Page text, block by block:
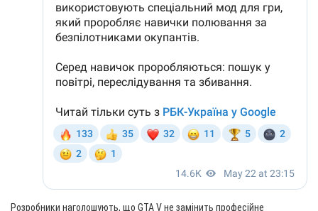
Розробники наголошують, що GTA V не замінить професійне